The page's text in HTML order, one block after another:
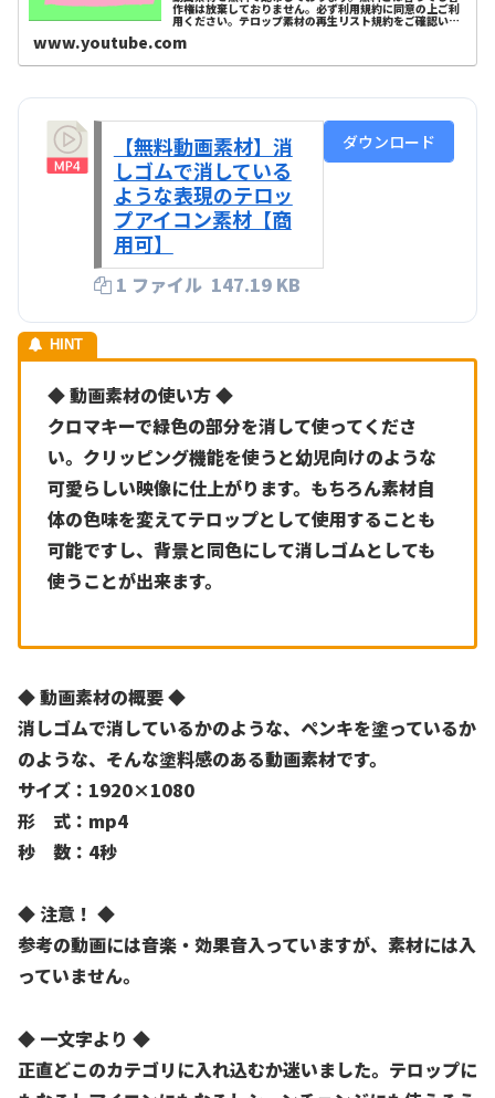
作権は放棄しておりません。必ず利用規約に同意の上ご利
用ください。テロップ素材の再生リスト規約をご確認いた
youtubeやニコニコなど動画制作に...
www.youtube.com
【無料動画素材】消
しゴムで消している
ような表現のテロッ
プアイコン素材【商
用可】
1 ファイル 147.19 KB
ダウンロード
◆ 動画素材の使い方 ◆
クロマキーで緑色の部分を消して使ってくださ
い。クリッピング機能を使うと幼児向けのような
可愛らしい映像に仕上がります。もちろん素材自
体の色味を変えてテロップとして使用することも
可能ですし、背景と同色にして消しゴムとしても
使うことが出来ます。
◆ 動画素材の概要 ◆
消しゴムで消しているかのような、ペンキを塗っているか
のような、そんな塗料感のある動画素材です。
サイズ：1920×1080
形 式：mp4
秒 数：4秒
◆ 注意！ ◆
参考の動画には音楽・効果音入っていますが、素材には入
っていません。
◆ 一文字より ◆
正直どこのカテゴリに入れ込むか迷いました。テロップに